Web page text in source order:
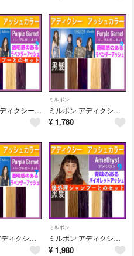
ミルボンアディクシー⑨ラベンダーアッシュとシャンプー【ブリーチとセットで5%割引
ミルボン
ミルボン アディクシー ⑨ラベンダーアッシュ 紫【ブリーチとセットで5%割引き
¥ 1,780
ミルボン アディクシー ⑦ラベンダーアッシュ 紫【ブリーチとセットで5%割引き
ミルボン
ミルボン アディクシー⑨アッシュパープルとシャンプー【ブリーチとセットで5%割引
¥ 1,980